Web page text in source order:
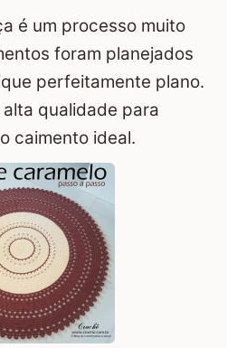
é um processo muito
foram planejados
perfeitamente plano.
qualidade para
caimento ideal.